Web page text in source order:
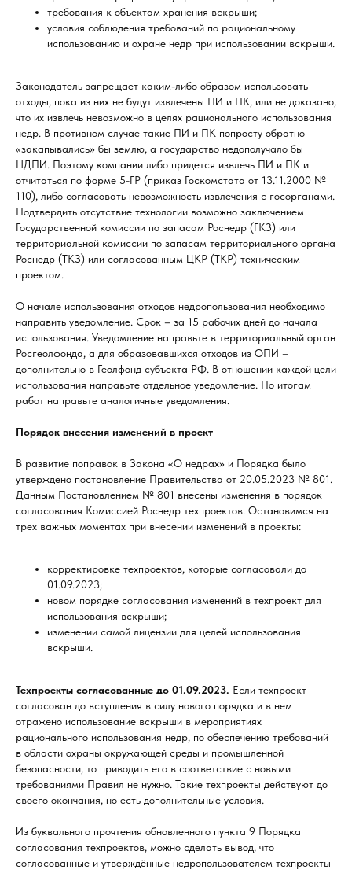
требования к объектам хранения вскрыши;
условия соблюдения требований по рациональному
использованию и охране недр при использовании вскрыши.
Законодатель запрещает каким-либо образом использовать
отходы, пока из них не будут извлечены ПИ и ПК, или не доказано,
что их извлечь невозможно в целях рационального использования
недр. В противном случае такие ПИ и ПК попросту обратно
«закапывались» бы землю, а государство недополучало бы
НДПИ. Поэтому компании либо придется извлечь ПИ и ПК и
отчитаться по форме 5-ГР (приказ Госкомстата от 13.11.2000 №
110), либо согласовать невозможность извлечения с госорганами.
Подтвердить отсутствие технологии возможно заключением
Государственной комиссии по запасам Роснедр (ГКЗ) или
территориальной комиссии по запасам территориального органа
Роснедр (ТКЗ) или согласованным ЦКР (ТКР) техническим
проектом.
О начале использования отходов недропользования необходимо
направить уведомление. Срок – за 15 рабочих дней до начала
использования. Уведомление направьте в территориальный орган
Росгеолфонда, а для образовавшихся отходов из ОПИ –
дополнительно в Геолфонд субъекта РФ. В отношении каждой цели
использования направьте отдельное уведомление. По итогам
работ направьте аналогичные уведомления.
Порядок внесения изменений в проект
В развитие поправок в Закона «О недрах» и Порядка было
утверждено постановление Правительства от 20.05.2023 № 801.
Данным Постановлением № 801 внесены изменения в порядок
согласования Комиссией Роснедр техпроектов. Остановимся на
трех важных моментах при внесении изменений в проекты:
корректировке техпроектов, которые согласовали до
01.09.2023;
новом порядке согласования изменений в техпроект для
использования вскрыши;
изменении самой лицензии для целей использования
вскрыши.
Техпроекты согласованные до 01.09.2023. Если техпроект
согласован до вступления в силу нового порядка и в нем
отражено использование вскрыши в мероприятиях
рационального использования недр, по обеспечению требований
в области охраны окружающей среды и промышленной
безопасности, то приводить его в соответствие с новыми
требованиями Правил не нужно. Такие техпроекты действуют до
своего окончания, но есть дополнительные условия.
Из буквального прочтения обновленного пункта 9 Порядка
согласования техпроектов, можно сделать вывод, что
согласованные и утверждённые недропользователем техпроекты